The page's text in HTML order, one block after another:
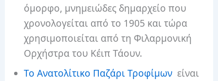
όμορφο, μνημειώδες δημαρχείο που
χρονολογείται από το 1905 και τώρα
χρησιμοποιείται από τη Φιλαρμονική
Ορχήστρα του Κέιπ Τάουν.
Το Ανατολίτικο Παζάρι Τροφίμων είναι